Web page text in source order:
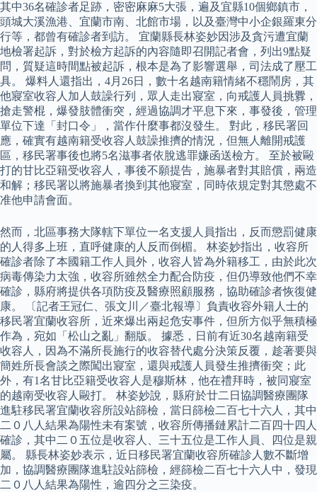
其中36名確診者足跡，密密麻麻5大張，遍及宜縣10個鄉鎮市，
頭城大溪漁港、宜蘭市南、北館市場，以及臺灣中小企銀羅東分
行等，都曾有確診者到訪。 宜蘭縣長林姿妙因涉及貪污遭宜蘭
地檢署起訴，對於檢方起訴的內容隨即召開記者會，列出9點疑
問，質疑這時間點被起訴，根本是為了影響選舉，司法成了壓工
具。 爆料人還指出，4月26日，數十名越南籍情緒不穩鬧房，其
他寢室收容人加人鼓譟行列，眾人走出寢室，向戒護人員挑釁，
搶走警棍，爆發肢體衝突，經過協調才平息下來，事發後，管理
單位下達「封口令」，當作什麼事都沒發生。 對此，移民署回
應，確實有越南籍受收容人鼓譟推擠的情況，但無人離開戒護
區，移民署事後也將5名滋事者依脫逃罪嫌函送檢方。 至於被毆
打的甘比亞籍受收容人，事後不願提告，施暴者對其賠償，兩造
和解；移民署以將施暴者換到其他寢室，同時依規定對其懲處不
准他申請會面。
然而，北區事務大隊轄下單位一名支援人員指出，反而懲罰健康
的人得多上班，直呼健康的人反而倒楣。 林姿妙指出，收容所
確診者除了本國籍工作人員外，收容人皆為外籍移工，由於此次
病毒傳染力太強，收容所雖然全力配合防疫，但仍導致他們不幸
確診，縣府將提供各項防疫及醫療照顧服務，協助確診者恢復健
康。 〔記者王冠仁、張文川／臺北報導〕負責收容外籍人士的
移民署宜蘭收容所，近來爆出兩起危安事件，但所方似乎無積極
作為，宛如「松山之亂」翻版。 據悉，日前有近30名越南籍受
收容人，因為不滿所長施行的收容替代處分決策反覆，趁著要與
簡姓所長會談之際闖出寢室，還與戒護人員發生推擠衝突；此
外，有1名甘比亞籍受收容人是穆斯林，他在禮拜時，被同寢室
的越南受收容人毆打。 林姿妙說，縣府於廿二日協調醫療團隊
進駐移民署宜蘭收容所設站篩檢，當日篩檢二百七十六人，其中
二０八人結果為陽性未有案號，收容所傳播鏈累計二百四十四人
確診，其中二０五位是收容人、三十五位是工作人員、四位是親
屬。 縣長林姿妙表示，近日移民署宜蘭收容所確診人數不斷增
加，協調醫療團隊進駐設站篩檢，經篩檢二百七十六人中，發現
二０八人結果為陽性，逾四分之三染疫。